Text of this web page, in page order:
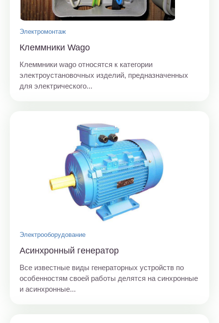
Электромонтаж
Клеммники Wago
Клеммники wago относятся к категории
электроустановочных изделий, предназначенных
для электрического...
Электрооборудование
Асинхронный генератор
Все известные виды генераторных устройств по
особенностям своей работы делятся на синхронные
и асинхронные...